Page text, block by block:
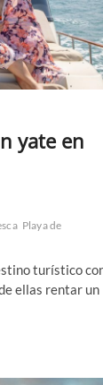
yate en
Playa de
turístico
ellas rentar un